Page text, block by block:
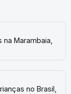
Marambaia,
no Brasil,